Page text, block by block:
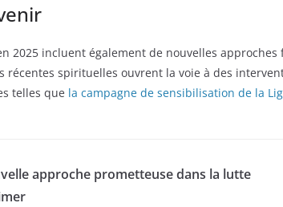
2025 incluent également de nouvelles
récentes spirituelles ouvrent la voie à des
telles que la campagne de sensibilisation de la
approche prometteuse dans la lutte